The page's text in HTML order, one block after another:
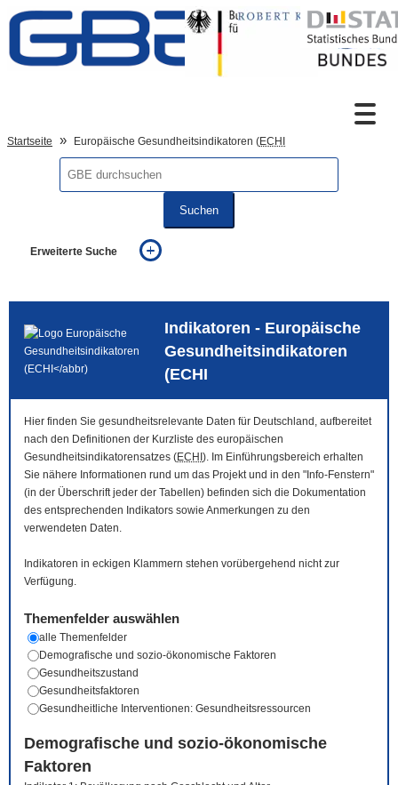
Zum Inhalt
Sprachumschaltung
Startseite Europäische Gesundheitsindikatoren (ECHI
Suchen
Erweiterte Suche
auch in allen Texten suchen (Volltextsuche)
auch Synonyme einbeziehen
auch ähnlich geschriebenes einbeziehen
Indikatoren - Europäische
Gesundheitsindikatoren
(ECHI
Hier finden Sie gesundheitsrelevante Daten für Deutschland, aufbereitet
nach den Definitionen der Kurzliste des europäischen
Gesundheitsindikatorensatzes (ECHI ). Im Einführungsbereich erhalten
Sie nähere Informationen rund um das Projekt und in den "Info-Fenstern"
(in der Überschrift jeder der Tabellen) befinden sich die Dokumentation
des entsprechenden Indikators sowie Anmerkungen zu den
verwendeten Daten.
Indikatoren in eckigen Klammern stehen vorübergehend nicht zur
Verfügung.
Themenfelder auswählen
alle Themenfelder
Demografische und sozio-ökonomische Faktoren
Gesundheitszustand
Gesundheitsfaktoren
Gesundheitliche Interventionen: Gesundheitsressourcen
Demografische und sozio-ökonomische
Faktoren